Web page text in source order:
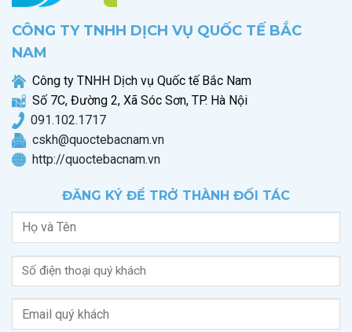
CÔNG TY TNHH DỊCH VỤ QUỐC TẾ BẮC
NAM
Công ty TNHH Dịch vụ Quốc tế Bắc Nam
Số 7C, Đường 2, Xã Sóc Sơn, TP. Hà Nội
091.102.1717
cskh@quoctebacnam.vn
http://quoctebacnam.vn
ĐĂNG KÝ ĐỂ TRỞ THÀNH ĐỐI TÁC